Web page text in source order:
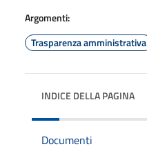
Argomenti:
Trasparenza amministrativa
INDICE DELLA PAGINA
Documenti